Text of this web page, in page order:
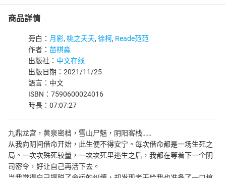
商品詳情
旁白： 月影, 桃之夭夭, 徐柯, Reade范范
作者： 苗棋淼
出版社： 中文在线
出版日期：2021/11/25
語言：中文
ISBN：7590600024016
時長：07:07:27
九鼎龙宫，黄泉密档，雪山尸魅，阴阳客栈……
从我向阴间借命开始，此生便不得安宁。每次借命都是一场生死之
局。一次次殊死较量，一次次死里逃生之后，我都在等着下一个阴
司密令，好让自己再活下去。